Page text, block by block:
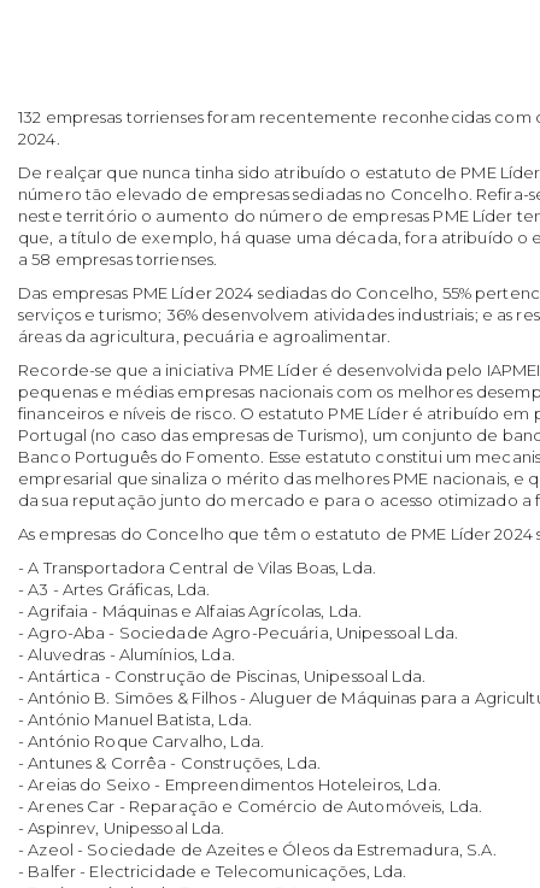
132 empresas torrienses foram recentemente reconhecidas com
2024.
De realçar que nunca tinha sido atribuído o estatuto de PME
número tão elevado de empresas sediadas no Concelho. Refira-
neste território o aumento do número de empresas PME Líder
que, a título de exemplo, há quase uma década, fora atribuído o
a 58 empresas torrienses.
Das empresas PME Líder 2024 sediadas do Concelho, 55%
serviços e turismo; 36% desenvolvem atividades industriais; e as
áreas da agricultura, pecuária e agroalimentar.
Recorde-se que a iniciativa PME Líder é desenvolvida pelo
pequenas e médias empresas nacionais com os melhores
financeiros e níveis de risco. O estatuto PME Líder é atribuído em
Portugal (no caso das empresas de Turismo), um conjunto de
Banco Português do Fomento. Esse estatuto constitui um
empresarial que sinaliza o mérito das melhores PME nacionais,
da sua reputação junto do mercado e para o acesso otimizado a
As empresas do Concelho que têm o estatuto de PME Líder 2024
- A Transportadora Central de Vilas Boas, Lda.
- A3 - Artes Gráficas, Lda.
- Agrifaia - Máquinas e Alfaias Agrícolas, Lda.
- Agro-Aba - Sociedade Agro-Pecuária, Unipessoal Lda.
- Aluvedras - Alumínios, Lda.
- Antártica - Construção de Piscinas, Unipessoal Lda.
- António B. Simões & Filhos - Aluguer de Máquinas para a
- António Manuel Batista, Lda.
- António Roque Carvalho, Lda.
- Antunes & Corrêa - Construções, Lda.
- Areias do Seixo - Empreendimentos Hoteleiros, Lda.
- Arenes Car - Reparação e Comércio de Automóveis, Lda.
- Aspinrev, Unipessoal Lda.
- Azeol - Sociedade de Azeites e Óleos da Estremadura, S.A.
- Balfer - Electricidade e Telecomunicações, Lda.